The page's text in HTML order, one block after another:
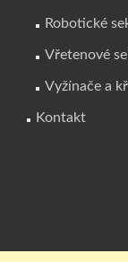
Robotické
Vřetenové
Vyžínače a
Kontakt